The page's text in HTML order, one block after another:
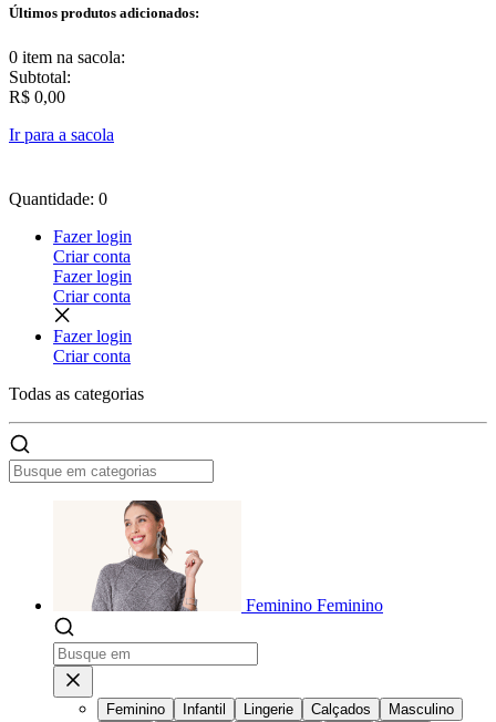
Últimos produtos adicionados:
0 item na sacola:
Subtotal:
R$ 0,00
Ir para a sacola
Quantidade: 0
Fazer login
Criar conta
Fazer login
Criar conta
Fazer login
Criar conta
Todas as categorias
Feminino Feminino
Feminino Infantil Lingerie Calçados
Masculino